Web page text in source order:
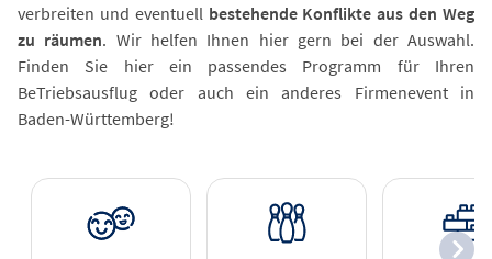
verbreiten und eventuell bestehende Konflikte aus den Weg
zu räumen. Wir helfen Ihnen hier gern bei der Auswahl.
Finden Sie hier ein passendes Programm für Ihren
BeTriebsausflug oder auch ein anderes Firmenevent in
Baden-Württemberg!